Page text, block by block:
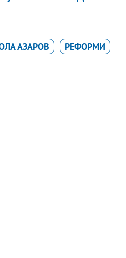
АЗАРОВ
РЕФОРМИ